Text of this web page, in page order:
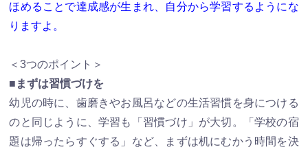
ほめることで達成感が生まれ、自分から学習するようにな
りますよ。
＜3つのポイント＞
■まずは習慣づけを
幼児の時に、歯磨きやお風呂などの生活習慣を身につける
のと同じように、学習も「習慣づけ」が大切。「学校の宿
題は帰ったらすぐする」など、まずは机にむかう時間を決